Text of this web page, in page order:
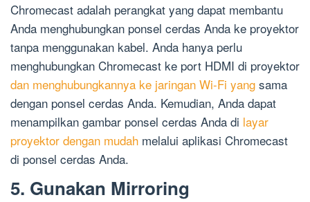
Chromecast adalah perangkat yang dapat membantu
Anda menghubungkan ponsel cerdas Anda ke proyektor
tanpa menggunakan kabel. Anda hanya perlu
menghubungkan Chromecast ke port HDMI di proyektor
dan menghubungkannya ke jaringan Wi-Fi yang sama
dengan ponsel cerdas Anda. Kemudian, Anda dapat
menampilkan gambar ponsel cerdas Anda di layar
proyektor dengan mudah melalui aplikasi Chromecast
di ponsel cerdas Anda.
5. Gunakan Mirroring